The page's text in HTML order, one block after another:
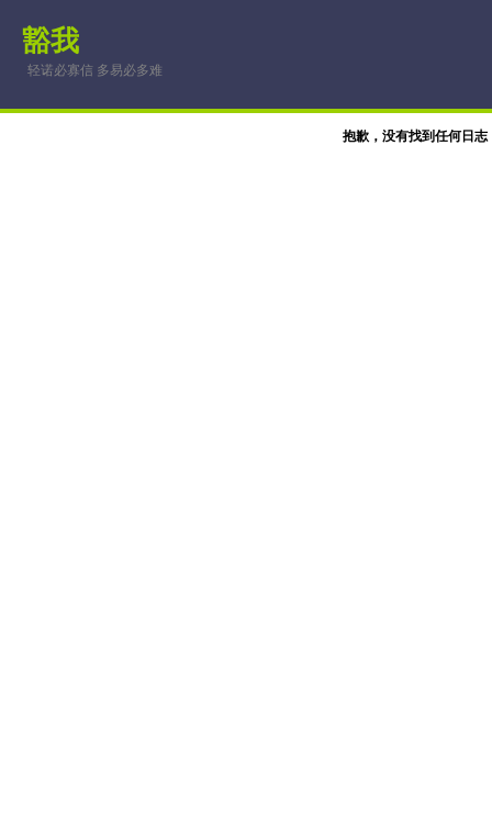
豁我
轻诺必寡信 多易必多难
抱歉，没有找到任何日志